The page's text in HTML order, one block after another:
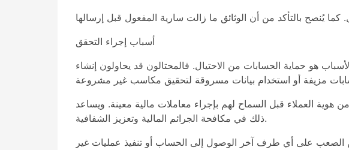
أسباب إجراء التحقق
هو حماية الحسابات من الاحتيال. فالمحتالون قد يحاولون إنشاء
هوية العملاء قبل السماح لهم بإجراء معاملات مالية معينة. ويساعد
ذلك في مكافحة الجرائم المالية وتعزيز الشفافية.
الصعب على أي طرف آخر الوصول إلى الحساب أو تنفيذ عمليات غير